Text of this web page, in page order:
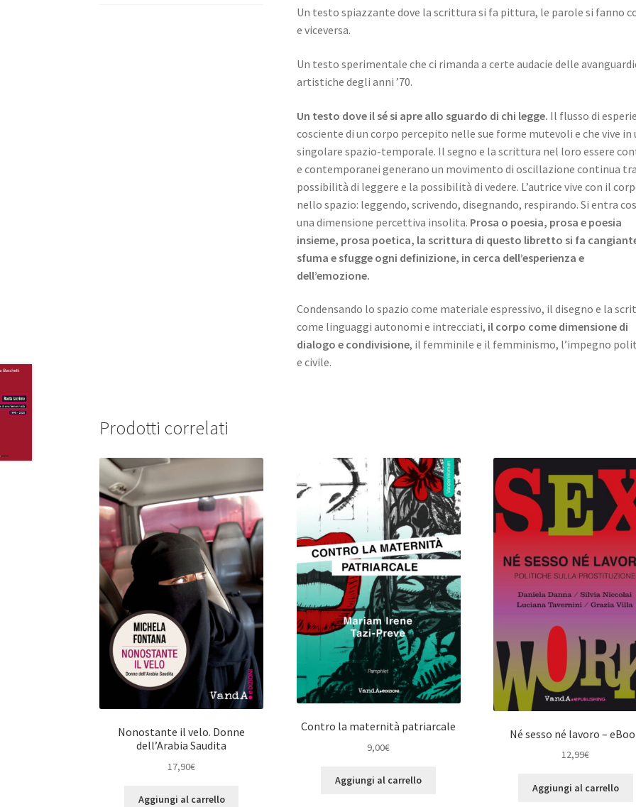
Un testo spiazzante dove la scrittura si fa pittura, le parole si fanno
e viceversa.
Un testo sperimentale che ci rimanda a certe audacie delle
artistiche degli anni ’70.
Un testo dove il sé si apre allo sguardo di chi legge. Il flusso di
cosciente di un corpo percepito nelle sue forme mutevoli e che vive in
singolare spazio-temporale. Il segno e la scrittura nel loro essere
e contemporanei generano un movimento di oscillazione continua
possibilità di leggere e la possibilità di vedere. L’autrice vive con il
nello spazio: leggendo, scrivendo, disegnando, respirando. Si entra
una dimensione percettiva insolita. Prosa o poesia, prosa e poesia
insieme, prosa poetica, la scrittura di questo libretto si fa
sfuma e sfugge ogni definizione, in cerca dell’esperienza e
dell’emozione.
Condensando lo spazio come materiale espressivo, il disegno e la
come linguaggi autonomi e intrecciati, il corpo come dimensione di
dialogo e condivisione, il femminile e il femminismo, l’impegno
e civile.
Prodotti correlati
Nonostante il velo. Donne
dell’Arabia Saudita
17,90€
Aggiungi al carrello
Contro la maternità patriarcale
9,00€
Aggiungi al carrello
Né sesso né lavoro –
12,99€
Aggiungi al carrello